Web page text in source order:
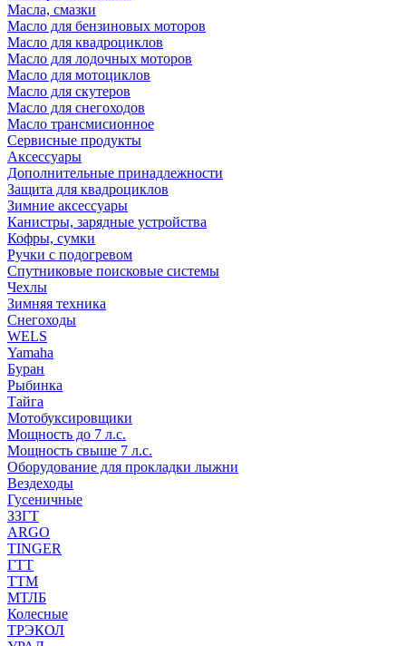
Масла, смазки
Масло для бензиновых моторов
Масло для квадроциклов
Масло для лодочных моторов
Масло для мотоциклов
Масло для скутеров
Масло для снегоходов
Масло трансмисионное
Сервисные продукты
Аксессуары
Дополнительные принадлежности
Защита для квадроциклов
Зимние аксессуары
Канистры, зарядные устройства
Кофры, сумки
Ручки с подогревом
Спутниковые поисковые системы
Чехлы
Зимняя техника
Снегоходы
WELS
Yamaha
Буран
Рыбинка
Тайга
Мотобуксировщики
Мощность до 7 л.с.
Мощность свыше 7 л.с.
Оборудование для прокладки лыжни
Вездеходы
Гусеничные
ЗЗГТ
ARGO
TINGER
ГТТ
ТТМ
МТЛБ
Колесные
ТРЭКОЛ